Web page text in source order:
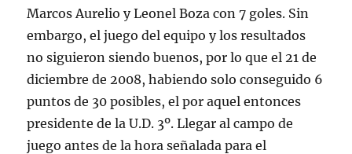
Marcos Aurelio y Leonel Boza con 7 goles. Sin
embargo, el juego del equipo y los resultados
no siguieron siendo buenos, por lo que el 21 de
diciembre de 2008, habiendo solo conseguido 6
puntos de 30 posibles, el por aquel entonces
presidente de la U.D. 3º. Llegar al campo de
juego antes de la hora señalada para el